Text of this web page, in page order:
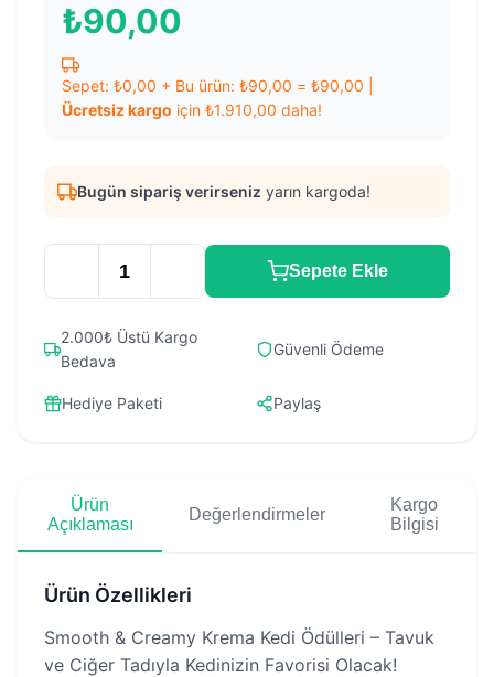
₺90,00
Sepet: ₺0,00 + Bu ürün: ₺90,00 = ₺90,00
Ücretsiz kargo için ₺1.910,00 daha!
Bugün sipariş verirseniz yarın kargoda!
Sepete Ekle
2.000₺ Üstü Kargo
Bedava
Güvenli Ödeme
Hediye Paketi Paylaş
Ürün
Açıklaması
Değerlendirmeler
Kargo
Bilgisi
Ürün Özellikleri
Smooth & Creamy Krema Kedi Ödülleri – Tavuk
ve Ciğer Tadıyla Kedinizin Favorisi Olacak!